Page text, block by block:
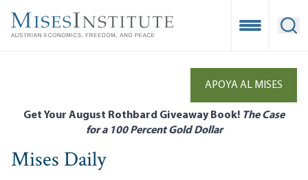
main
Open
APOYA AL MISES
Get Your August Rothbard Giveaway Book! The Case
for a 100 Percent Gold Dollar
Mises Daily